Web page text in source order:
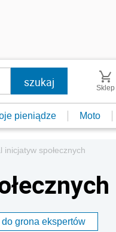
Sklep
pieniądze Moto
społecznych
do grona ekspertów